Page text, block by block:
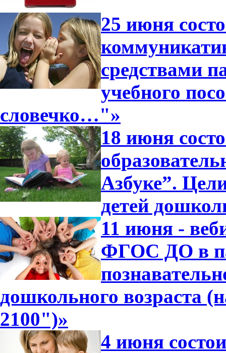
25 июня
средствами
учебного
словечко…"»
18 июня
Азбуке”.
детей
11 июня -
ФГОС ДО в
дошкольного возраста
2100")»
4 июня